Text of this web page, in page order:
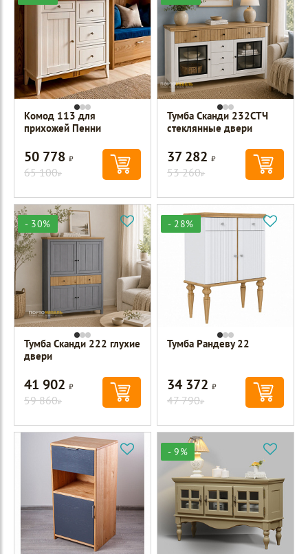
Комод 113 для
прихожей Пенни
50 778Р
65 100Р
Тумба Сканди 232СТЧ
стеклянные двери
37 282Р
53 260Р
- 30%
Тумба Сканди 222 глухие
двери
41 902Р
59 860Р
- 28%
Тумба Рандеву 22
34 372Р
47 790Р
- 9%